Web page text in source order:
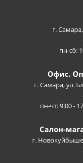
г.
пн-сб:
Офис.
г. Самара, ул.
пн-чт: 9:00 -
Салон-
г.